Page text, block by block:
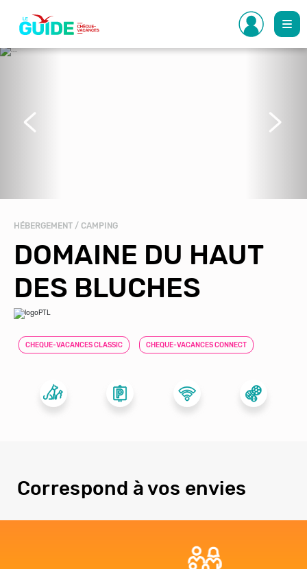
contenu
principal
HÉBERGEMENT / CAMPING
DOMAINE DU HAUT
DES BLUCHES
CHEQUE-VACANCES CLASSIC CHEQUE-VACANCES CONNECT
Précédent Suivant
Correspond à vos envies